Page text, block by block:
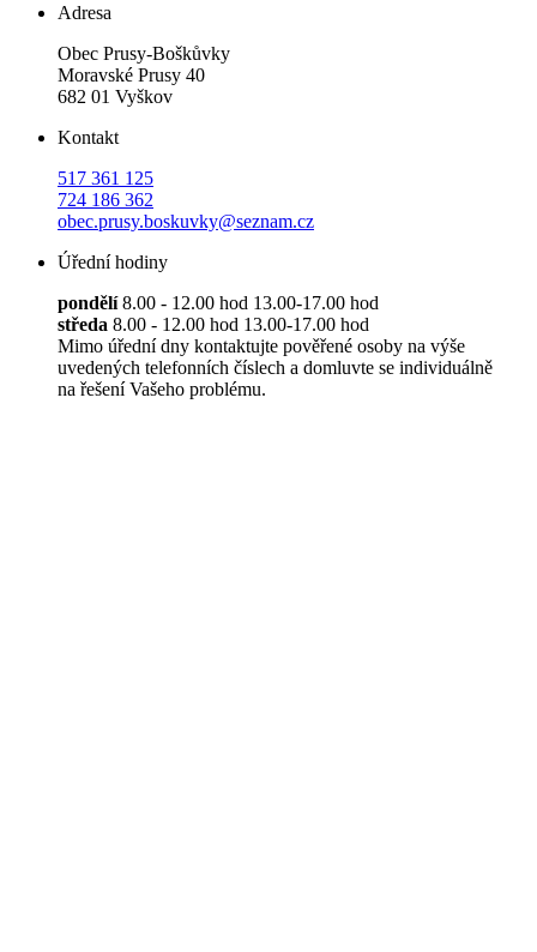
Adresa
Obec Prusy-Boškůvky
Moravské Prusy 40
682 01 Vyškov
Kontakt
517 361 125
724 186 362
obec.prusy.boskuvky@seznam.cz
Úřední hodiny
pondělí8.00 - 12.00 hod 13.00-17.00 hod
středa 8.00 - 12.00 hod 13.00-17.00 hod
Mimo úřední dny kontaktujte pověřené osoby na výše
uvedených telefonních číslech a domluvte se individuálně
na řešení Vašeho problému.